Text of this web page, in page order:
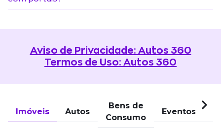
Aviso de Privacidade: Autos 360
Termos de Uso: Autos 360
Imóveis Autos
Bens de
Consumo
Eventos